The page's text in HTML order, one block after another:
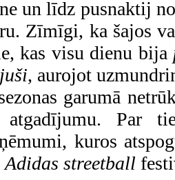
un līdz pusnaktij
Zīmīgi, ka šajos
kas visu dienu bija
, aurojot
garumā
atgadījumu. Par
kuros
Adidas streetball